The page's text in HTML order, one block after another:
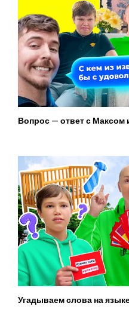
Вопрос — ответ с Максом
Угадываем слова на